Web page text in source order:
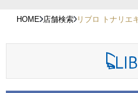
HOME 店舗検索 リブロ トナリ